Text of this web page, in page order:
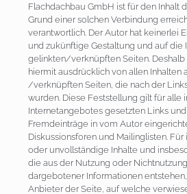
Flachdachbau GmbH ist für den Inhalt
Grund einer solchen Verbindung
verantwortlich. Der Autor hat keinerlei
und zukünftige Gestaltung und auf die
gelinkten/verknüpften Seiten. Deshalb
hiermit ausdrücklich von allen Inhalten
/verknüpften Seiten, die nach der
wurden. Diese Feststellung gilt für alle
Internetangebotes gesetzten Links
Fremdeinträge in vom Autor
Diskussionsforen und Mailinglisten.
oder unvollständige Inhalte und
die aus der Nutzung oder
dargebotener Informationen
Anbieter der Seite, auf welche